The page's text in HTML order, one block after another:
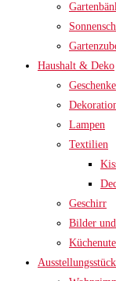
Haushalt & Deko
Geschenke
Lampen
Textilien
Geschirr
Bilder